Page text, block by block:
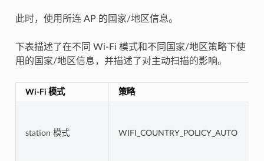
此时，使用所连 AP 的国家/地区信息。
下表描述了在不同 Wi-Fi 模式和不同国家/地区策略下使
用的国家/地区信息，并描述了对主动扫描的影响。
Wi-Fi 模式 策略
station 模式 WIFI_COUNTRY_POLICY_AUTO